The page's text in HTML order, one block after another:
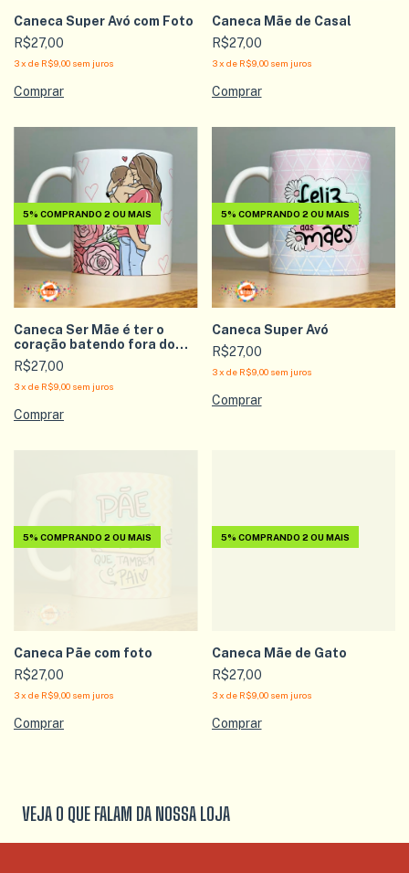
Caneca Super Avó com Foto
R$27,00
3x de R$9,00 sem juros
Caneca Mãe de Casal
R$27,00
3 x de R$9,00 sem juros
5% COMPRANDO 2 OU MAIS
Caneca Ser Mãe é ter o
coração batendo fora do
peito
R$27,00
3x de R$9,00 sem juros
5% COMPRANDO 2 OU MAIS
Caneca Super Avó
R$27,00
3 x de R$9,00 sem juros
5% COMPRANDO 2 OU MAIS
Caneca Pãe com foto
R$27,00
3x de R$9,00 sem juros
5% COMPRANDO 2 OU MAIS
Caneca Mãe de Gato
R$27,00
3 x de R$9,00 sem juros
VEJA O QUE FALAM DA NOSSA LOJA